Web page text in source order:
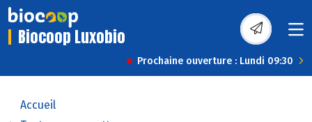
Biocoop Luxobio
Prochaine ouverture : Lundi 09:30
Accueil